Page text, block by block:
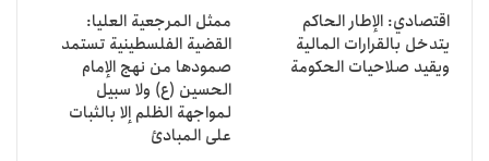
اقتصادي: الإطار الحاكم
يتدخل بالقرارات المالية
ويقيد صلاحيات الحكومة
ممثل المرجعية العليا:
القضية الفلسطينية تستمد
صمودها من نهج الإمام
الحسين (ع) ولا سبيل
لمواجهة الظلم إلا بالثبات
على المبادئ